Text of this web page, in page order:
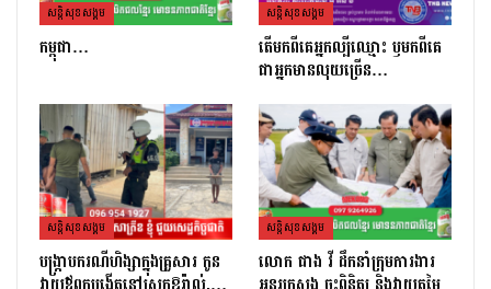
សន្តិសុខសង្គម
កម្ពុជា…
សន្តិសុខសង្គម
តេីមកពីគេអ្នកល្បីឈ្មោះ​ ឫមកពីគេ
ជាអ្នកមានលុយច្រេីន​…
សន្តិសុខសង្គម
បង្ក្រាបករណីហិង្សាក្នុងគ្រួសារ កូន
សន្តិសុខសង្គម
លោក ផាង វី ដឹកនាំក្រុមការងារ